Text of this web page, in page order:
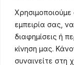
εμπειρία σας,
διαφημίσεις ή
κίνηση μας.
συναινείτε στη
Ρόδου 133,
(+30) 211 725